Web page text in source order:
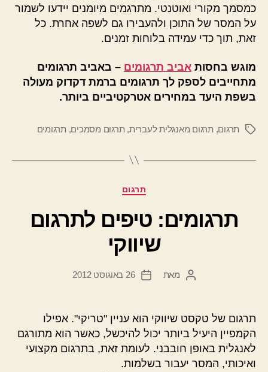
כמסמך מקורי ואוטנטי. מתרגמים מיומנים יידעו לשמור
על המסר של התוכן ולהעבירו גם לשפה אחרת. כל
זאת, תוך כדי עמידה בלוחות זמנים.
מוגש בחסות אביב תרגומים – באביב תרגומים
מתחייבים לספק לך תרגומים ברמת דקדוק מעולה
בשפת היעד במחירים אטרקטיביים ביותר.
תגיותתרגום, תרגום מאנגלית לעברית, תרגום מסמכים, תרגומים
קטגוריותתרגום
תרגומים: טיפים לתרגום
שיווקי
המחבר
מאת
תאריך
26 באוגוסט 2012
תרגום של טקסט שיווקי הוא עניין "טריקי". אפילו
הקמפיין היעיל ביותר יכול להיכשל, כאשר הוא מתורגם
לאנגלית באופן חובבני. לעומת זאת, בתרגום מקצועי
ואיכותי, המסר יעבור בשלמות.